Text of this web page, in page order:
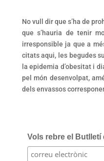
No vull dir que s’ha de
que s’hauria de tenir
irresponsible ja que a
citats aqui, les begudes
la epidemia d’obesitat i
pel món desenvolpat,
dels envassos
Vols rebre el Butlletí